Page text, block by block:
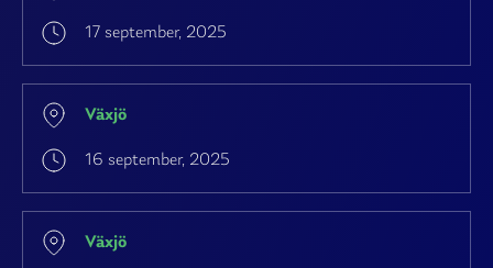
17 september, 2025
Växjö
16 september, 2025
Växjö